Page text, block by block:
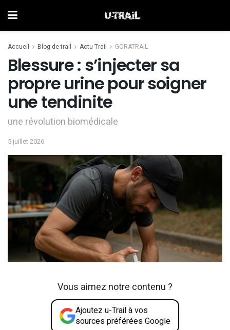
Accueil Blog de trail Actu Trail GORATRAIL
Blessure : s’injecter sa
propre urine pour soigner
une tendinite
une révolution biomédicale
5 juillet 2026
Vous aimez notre contenu ?
Ajoutez u-Trail à vos
sources préférées Google